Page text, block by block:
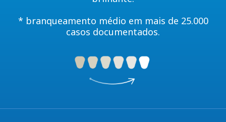
* branqueamento médio em mais de 25.000
casos documentados.